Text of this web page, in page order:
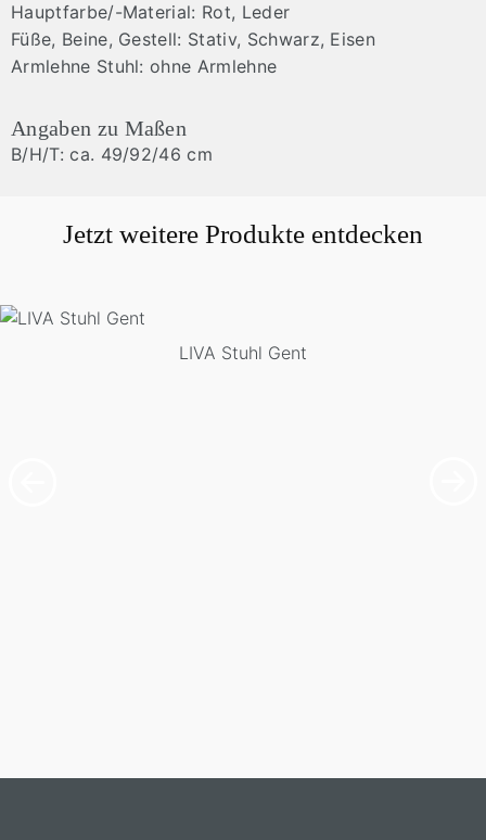
Hauptfarbe/-Material: Rot, Leder
Füße, Beine, Gestell: Stativ, Schwarz, Eisen
Armlehne Stuhl: ohne Armlehne
Angaben zu Maßen
B/H/T: ca. 49/92/46 cm
Jetzt weitere Produkte entdecken
LIVA Stuhl Gent